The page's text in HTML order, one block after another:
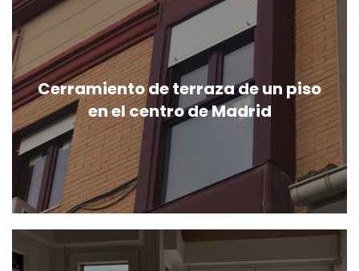
Cerramiento de terraza de un piso
en el centro de Madrid